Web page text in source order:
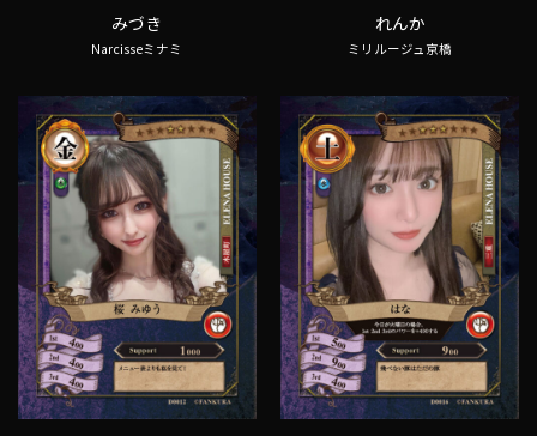
みづき
Narcisseミナミ
れんか
ミリルージュ京橋